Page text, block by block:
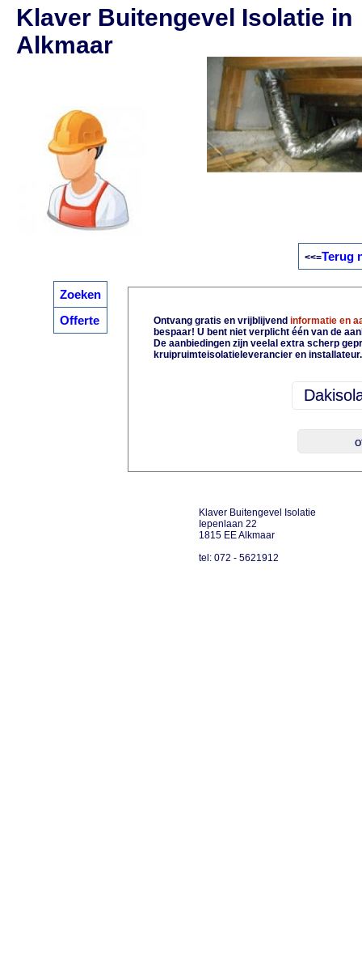
Zoeken
Offerte
Klaver Buitengevel Isolatie in
Alkmaar
<<=Terug
Ontvang gratis en vrijblijvendinformatie en
bespaar! U bent niet verplicht één van de
De aanbiedingen zijn veelal extra scherp
kruipruimteisolatieleverancier en
Klaver Buitengevel Isolatie
Iepenlaan 22
1815 EE Alkmaar
tel: 072 - 5621912